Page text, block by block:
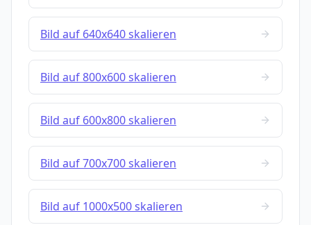
Bild auf 640x640 skalieren
Bild auf 800x600 skalieren
Bild auf 600x800 skalieren
Bild auf 700x700 skalieren
Bild auf 1000x500 skalieren